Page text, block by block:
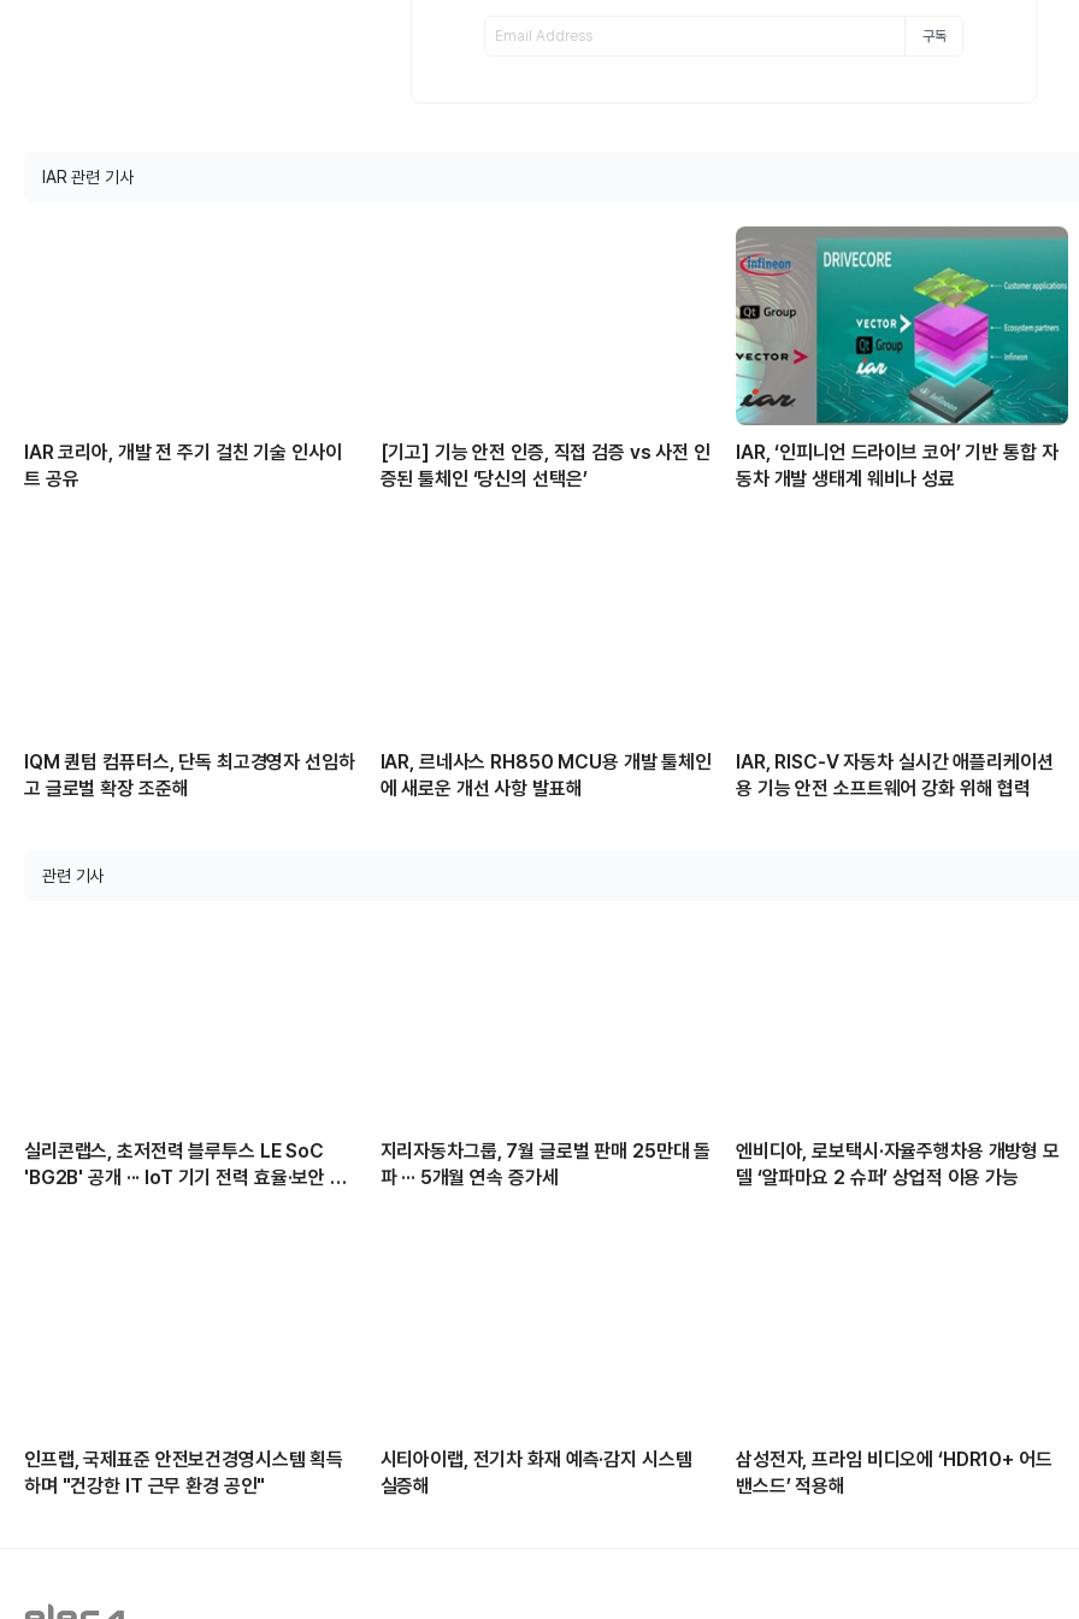
구독
IAR 관련 기사
IAR 코리아, 개발 전 주기 걸친 기술 인사이
트 공유
[기고] 기능 안전 인증, 직접 검증 vs 사전 인
증된 툴체인 ‘당신의 선택은’
IAR, ‘인피니언 드라이브 코어’ 기반 통합 자
동차 개발 생태계 웨비나 성료
IQM 퀀텀 컴퓨터스, 단독 최고경영자 선임하
고 글로벌 확장 조준해
IAR, 르네사스 RH850 MCU용 개발 툴체인
에 새로운 개선 사항 발표해
IAR, RISC-V 자동차 실시간 애플리케이션
용 기능 안전 소프트웨어 강화 위해 협력
관련 기사
실리콘랩스, 초저전력 블루투스 LE SoC
'BG2B' 공개 ··· IoT 기기 전력 효율·보안 강
지리자동차그룹, 7월 글로벌 판매 25만대 돌
파 ··· 5개월 연속 증가세
엔비디아, 로보택시·자율주행차용 개방형 모
델 ‘알파마요 2 슈퍼’ 상업적 이용 가능
인프랩, 국제표준 안전보건경영시스템 획득
하며 "건강한 IT 근무 환경 공인"
시티아이랩, 전기차 화재 예측·감지 시스템
실증해
삼성전자, 프라임 비디오에 ‘HDR10+ 어드
밴스드’ 적용해